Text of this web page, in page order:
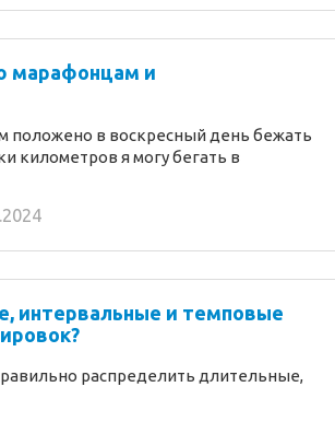
марафонцам и
положено в воскресный день бежать
километров я могу бегать в
интервальные и темповые
распределить длительные,